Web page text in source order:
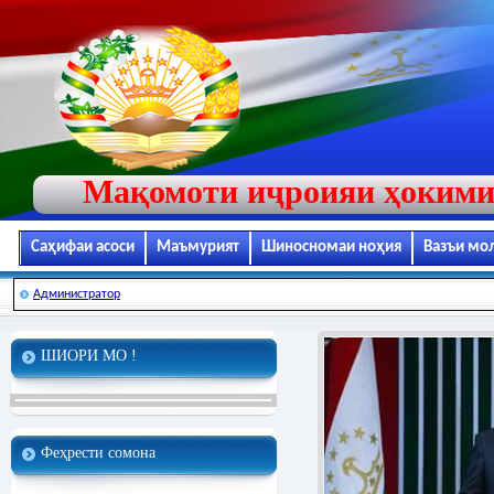
Мақомоти иҷроияи
Саҳифаи асоси Маъмурият Шиносномаи ноҳия Вазъи
Администратор
ШИОРИ МО !
Феҳрести сомона